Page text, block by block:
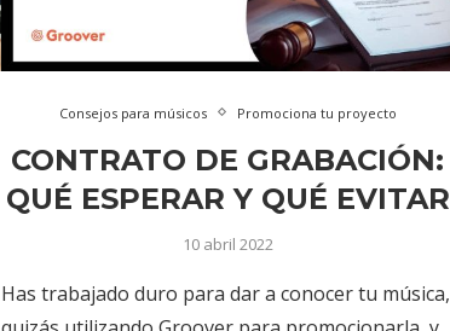
Consejos para músicos Promociona tu proyecto
CONTRATO DE GRABACIÓN:
QUÉ ESPERAR Y QUÉ EVITAR
10 abril 2022
Has trabajado duro para dar a conocer tu música,